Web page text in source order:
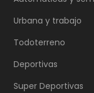
Urbana y trabajo
Todoterreno
Deportivas
Super Deportivas